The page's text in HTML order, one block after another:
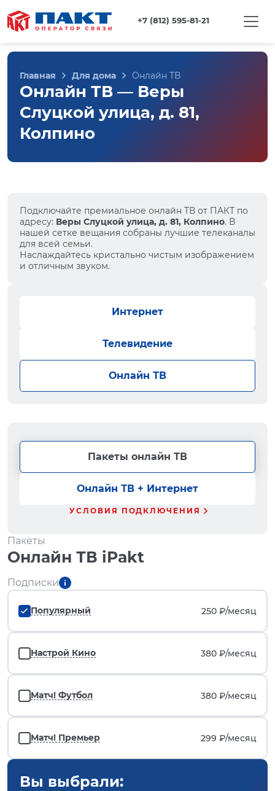
+7 (812) 595-81-21
Главная Для дома Онлайн ТВ
Онлайн ТВ — Веры
Слуцкой улица, д. 81,
Колпино
Подключайте премиальное онлайн ТВ от ПАКТ по
адресу: Веры Слуцкой улица, д. 81, Колпино. В
нашей сетке вещания собраны лучшие телеканалы
для всей семьи.
Наслаждайтесь кристально чистым изображением
и отличным звуком.
Интернет
Телевидение
Онлайн ТВ
Пакеты онлайн ТВ
Онлайн ТВ + Интернет
УСЛОВИЯ ПОДКЛЮЧЕНИЯ
Пакеты
Онлайн ТВ iPakt
Подписки
Популярный 250 ₽/месяц
Настрой Кино 380 ₽/месяц
Матч! Футбол 380 ₽/месяц
Матч! Премьер 299 ₽/месяц
Вы выбрали: